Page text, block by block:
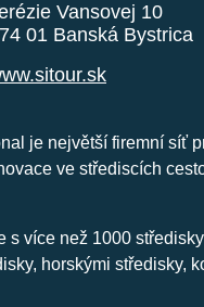
Vansovej 10
01 Banská Bystrica
je největší firemní síť
ve střediscích
s více než 1000
horskými středisky,